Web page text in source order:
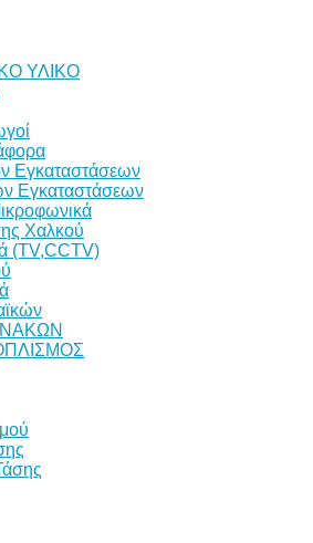
ΥΛΙΚΟ
Εγκαταστάσεων
Εγκαταστάσεων
Χαλκού
(TV,CCTV)